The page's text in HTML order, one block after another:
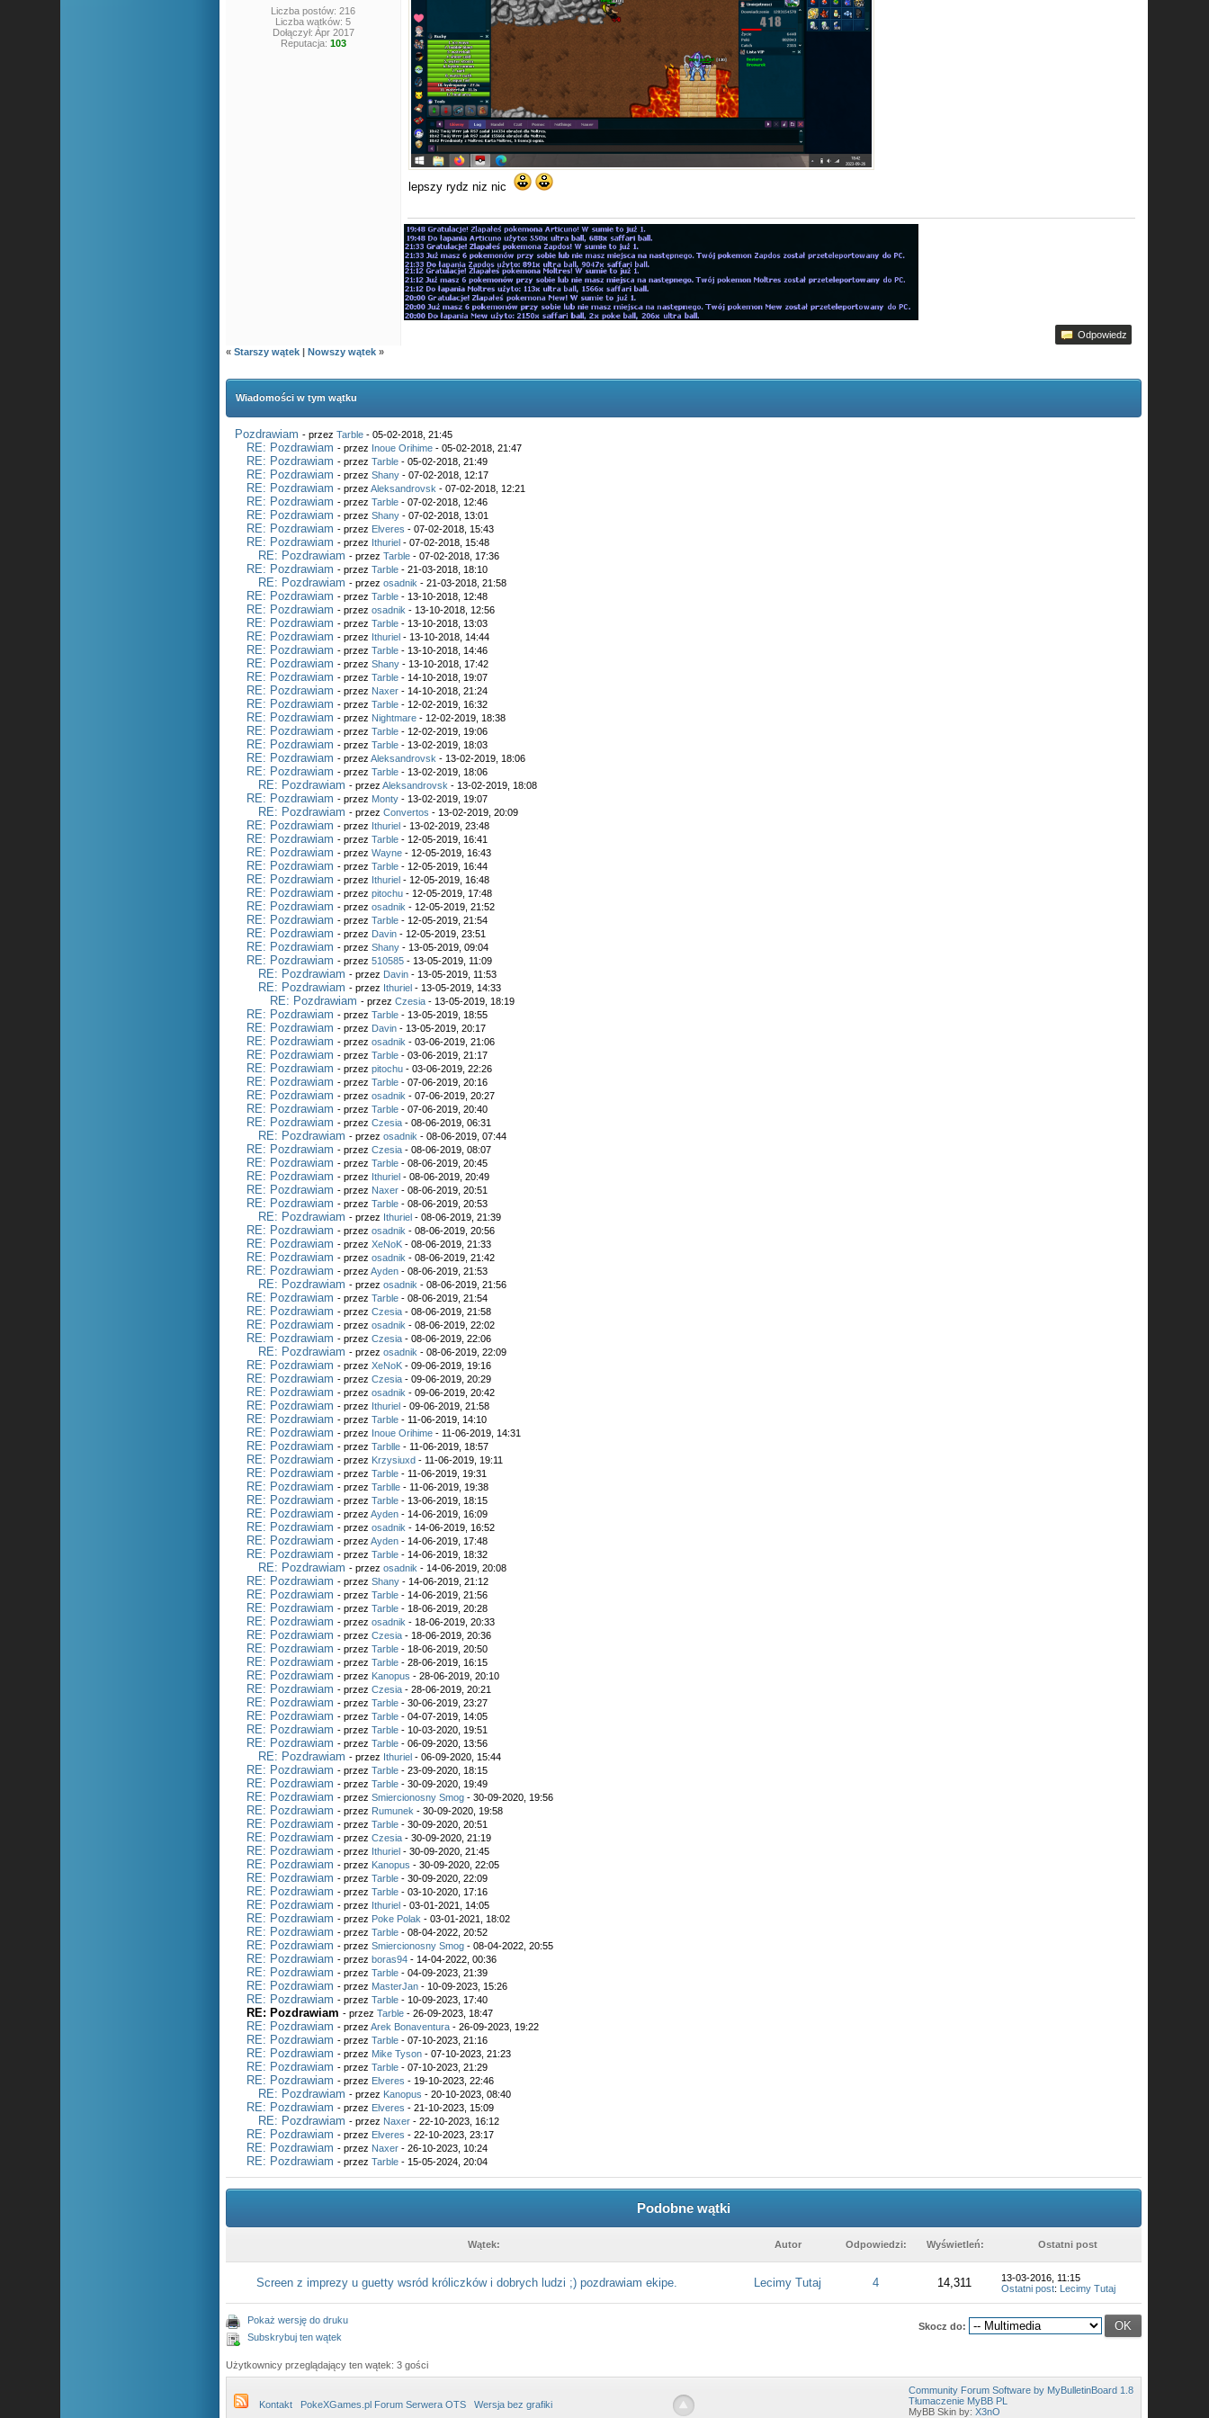
Liczba postów: 216
Liczba wątków: 5
Dołączył: Apr 2017
Reputacja: 103
lepszy rydz niz nic
Odpowiedz
«Starszy wątek |Nowszy wątek »
Wiadomości w tym wątku
Pozdrawiam - przezTarble - 05-02-2018, 21:45
RE: Pozdrawiam - przez Inoue Orihime - 05-02-2018, 21:47
RE: Pozdrawiam - przezTarble - 05-02-2018, 21:49
RE: Pozdrawiam - przezShany - 07-02-2018, 12:17
RE: Pozdrawiam - przezAleksandrovsk - 07-02-2018, 12:21
RE: Pozdrawiam - przezTarble - 07-02-2018, 12:46
RE: Pozdrawiam - przezShany - 07-02-2018, 13:01
RE: Pozdrawiam - przez Elveres - 07-02-2018, 15:43
RE: Pozdrawiam - przez Ithuriel - 07-02-2018, 15:48
RE: Pozdrawiam - przezTarble - 07-02-2018, 17:36
RE: Pozdrawiam - przezTarble - 21-03-2018, 18:10
RE: Pozdrawiam - przezosadnik - 21-03-2018, 21:58
RE: Pozdrawiam - przezTarble - 13-10-2018, 12:48
RE: Pozdrawiam - przezosadnik - 13-10-2018, 12:56
RE: Pozdrawiam - przezTarble - 13-10-2018, 13:03
RE: Pozdrawiam - przez Ithuriel - 13-10-2018, 14:44
RE: Pozdrawiam - przezTarble - 13-10-2018, 14:46
RE: Pozdrawiam - przezShany - 13-10-2018, 17:42
RE: Pozdrawiam - przezTarble - 14-10-2018, 19:07
RE: Pozdrawiam - przez Naxer - 14-10-2018, 21:24
RE: Pozdrawiam - przezTarble - 12-02-2019, 16:32
RE: Pozdrawiam - przez Nightmare - 12-02-2019, 18:38
RE: Pozdrawiam - przezTarble - 12-02-2019, 19:06
RE: Pozdrawiam - przezTarble - 13-02-2019, 18:03
RE: Pozdrawiam - przezAleksandrovsk - 13-02-2019, 18:06
RE: Pozdrawiam - przezTarble - 13-02-2019, 18:06
RE: Pozdrawiam - przezAleksandrovsk - 13-02-2019, 18:08
RE: Pozdrawiam - przez Monty - 13-02-2019, 19:07
RE: Pozdrawiam - przezConvertos - 13-02-2019, 20:09
RE: Pozdrawiam - przez Ithuriel - 13-02-2019, 23:48
RE: Pozdrawiam - przezTarble - 12-05-2019, 16:41
RE: Pozdrawiam - przezWayne - 12-05-2019, 16:43
RE: Pozdrawiam - przezTarble - 12-05-2019, 16:44
RE: Pozdrawiam - przez Ithuriel - 12-05-2019, 16:48
RE: Pozdrawiam - przezpitochu - 12-05-2019, 17:48
RE: Pozdrawiam - przezosadnik - 12-05-2019, 21:52
RE: Pozdrawiam - przezTarble - 12-05-2019, 21:54
RE: Pozdrawiam - przez Davin - 12-05-2019, 23:51
RE: Pozdrawiam - przezShany - 13-05-2019, 09:04
RE: Pozdrawiam - przez510585 - 13-05-2019, 11:09
RE: Pozdrawiam - przez Davin - 13-05-2019, 11:53
RE: Pozdrawiam - przez Ithuriel - 13-05-2019, 14:33
RE: Pozdrawiam - przezCzesia - 13-05-2019, 18:19
RE: Pozdrawiam - przezTarble - 13-05-2019, 18:55
RE: Pozdrawiam - przez Davin - 13-05-2019, 20:17
RE: Pozdrawiam - przezosadnik - 03-06-2019, 21:06
RE: Pozdrawiam - przezTarble - 03-06-2019, 21:17
RE: Pozdrawiam - przezpitochu - 03-06-2019, 22:26
RE: Pozdrawiam - przezTarble - 07-06-2019, 20:16
RE: Pozdrawiam - przezosadnik - 07-06-2019, 20:27
RE: Pozdrawiam - przezTarble - 07-06-2019, 20:40
RE: Pozdrawiam - przezCzesia - 08-06-2019, 06:31
RE: Pozdrawiam - przezosadnik - 08-06-2019, 07:44
RE: Pozdrawiam - przezCzesia - 08-06-2019, 08:07
RE: Pozdrawiam - przezTarble - 08-06-2019, 20:45
RE: Pozdrawiam - przez Ithuriel - 08-06-2019, 20:49
RE: Pozdrawiam - przez Naxer - 08-06-2019, 20:51
RE: Pozdrawiam - przezTarble - 08-06-2019, 20:53
RE: Pozdrawiam - przez Ithuriel - 08-06-2019, 21:39
RE: Pozdrawiam - przezosadnik - 08-06-2019, 20:56
RE: Pozdrawiam - przezXeNoK - 08-06-2019, 21:33
RE: Pozdrawiam - przezosadnik - 08-06-2019, 21:42
RE: Pozdrawiam - przezAyden - 08-06-2019, 21:53
RE: Pozdrawiam - przezosadnik - 08-06-2019, 21:56
RE: Pozdrawiam - przezTarble - 08-06-2019, 21:54
RE: Pozdrawiam - przezCzesia - 08-06-2019, 21:58
RE: Pozdrawiam - przezosadnik - 08-06-2019, 22:02
RE: Pozdrawiam - przezCzesia - 08-06-2019, 22:06
RE: Pozdrawiam - przezosadnik - 08-06-2019, 22:09
RE: Pozdrawiam - przezXeNoK - 09-06-2019, 19:16
RE: Pozdrawiam - przezCzesia - 09-06-2019, 20:29
RE: Pozdrawiam - przezosadnik - 09-06-2019, 20:42
RE: Pozdrawiam - przez Ithuriel - 09-06-2019, 21:58
RE: Pozdrawiam - przezTarble - 11-06-2019, 14:10
RE: Pozdrawiam - przez Inoue Orihime - 11-06-2019, 14:31
RE: Pozdrawiam - przezTarblle - 11-06-2019, 18:57
RE: Pozdrawiam - przez Krzysiuxd - 11-06-2019, 19:11
RE: Pozdrawiam - przezTarble - 11-06-2019, 19:31
RE: Pozdrawiam - przezTarblle - 11-06-2019, 19:38
RE: Pozdrawiam - przezTarble - 13-06-2019, 18:15
RE: Pozdrawiam - przezAyden - 14-06-2019, 16:09
RE: Pozdrawiam - przezosadnik - 14-06-2019, 16:52
RE: Pozdrawiam - przezAyden - 14-06-2019, 17:48
RE: Pozdrawiam - przezTarble - 14-06-2019, 18:32
RE: Pozdrawiam - przezosadnik - 14-06-2019, 20:08
RE: Pozdrawiam - przezShany - 14-06-2019, 21:12
RE: Pozdrawiam - przezTarble - 14-06-2019, 21:56
RE: Pozdrawiam - przezTarble - 18-06-2019, 20:28
RE: Pozdrawiam - przezosadnik - 18-06-2019, 20:33
RE: Pozdrawiam - przezCzesia - 18-06-2019, 20:36
RE: Pozdrawiam - przezTarble - 18-06-2019, 20:50
RE: Pozdrawiam - przezTarble - 28-06-2019, 16:15
RE: Pozdrawiam - przez Kanopus - 28-06-2019, 20:10
RE: Pozdrawiam - przezCzesia - 28-06-2019, 20:21
RE: Pozdrawiam - przezTarble - 30-06-2019, 23:27
RE: Pozdrawiam - przezTarble - 04-07-2019, 14:05
RE: Pozdrawiam - przezTarble - 10-03-2020, 19:51
RE: Pozdrawiam - przezTarble - 06-09-2020, 13:56
RE: Pozdrawiam - przez Ithuriel - 06-09-2020, 15:44
RE: Pozdrawiam - przezTarble - 23-09-2020, 18:15
RE: Pozdrawiam - przezTarble - 30-09-2020, 19:49
RE: Pozdrawiam - przezSmiercionosny Smog - 30-09-2020, 19:56
RE: Pozdrawiam - przez Rumunek - 30-09-2020, 19:58
RE: Pozdrawiam - przezTarble - 30-09-2020, 20:51
RE: Pozdrawiam - przezCzesia - 30-09-2020, 21:19
RE: Pozdrawiam - przez Ithuriel - 30-09-2020, 21:45
RE: Pozdrawiam - przez Kanopus - 30-09-2020, 22:05
RE: Pozdrawiam - przezTarble - 30-09-2020, 22:09
RE: Pozdrawiam - przezTarble - 03-10-2020, 17:16
RE: Pozdrawiam - przez Ithuriel - 03-01-2021, 14:05
RE: Pozdrawiam - przez Poke Polak - 03-01-2021, 18:02
RE: Pozdrawiam - przezTarble - 08-04-2022, 20:52
RE: Pozdrawiam - przezSmiercionosny Smog - 08-04-2022, 20:55
RE: Pozdrawiam - przezboras94 - 14-04-2022, 00:36
RE: Pozdrawiam - przezTarble - 04-09-2023, 21:39
RE: Pozdrawiam - przez MasterJan - 10-09-2023, 15:26
RE: Pozdrawiam - przezTarble - 10-09-2023, 17:40
RE: Pozdrawiam - przezTarble - 26-09-2023, 18:47
RE: Pozdrawiam - przezArek Bonaventura - 26-09-2023, 19:22
RE: Pozdrawiam - przezTarble - 07-10-2023, 21:16
RE: Pozdrawiam - przez Mike Tyson - 07-10-2023, 21:23
RE: Pozdrawiam - przezTarble - 07-10-2023, 21:29
RE: Pozdrawiam - przez Elveres - 19-10-2023, 22:46
RE: Pozdrawiam - przez Kanopus - 20-10-2023, 08:40
RE: Pozdrawiam - przez Elveres - 21-10-2023, 15:09
RE: Pozdrawiam - przez Naxer - 22-10-2023, 16:12
RE: Pozdrawiam - przez Elveres - 22-10-2023, 23:17
RE: Pozdrawiam - przez Naxer - 26-10-2023, 10:24
RE: Pozdrawiam - przezTarble - 15-05-2024, 20:04
Podobne wątki
Wątek: Autor Odpowiedzi: Wyświetleń: Ostatni post
Screen z imprezy u guetty wsród króliczków i dobrych ludzi ;) pozdrawiam ekipe. Lecimy Tutaj 4 14,311
13-03-2016, 11:15
Ostatni post: Lecimy Tutaj
Pokaż wersję do druku
Subskrybuj ten wątek
Skocz do:
Użytkownicy przeglądający ten wątek: 3 gości
Kontakt PokeXGames.pl Forum Serwera OTS Wersja bez grafiki
Community Forum Software by MyBulletinBoard 1.8
Tłumaczenie MyBB PL
MyBB Skin by:X3nO